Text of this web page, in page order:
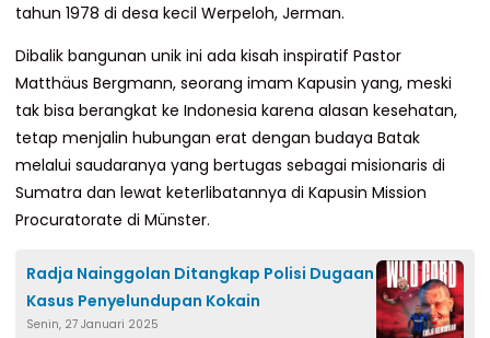
tahun 1978 di desa kecil Werpeloh, Jerman.
Dibalik bangunan unik ini ada kisah inspiratif Pastor
Matthäus Bergmann, seorang imam Kapusin yang, meski
tak bisa berangkat ke Indonesia karena alasan kesehatan,
tetap menjalin hubungan erat dengan budaya Batak
melalui saudaranya yang bertugas sebagai misionaris di
Sumatra dan lewat keterlibatannya di Kapusin Mission
Procuratorate di Münster.
Radja Nainggolan Ditangkap Polisi Dugaan
Kasus Penyelundupan Kokain
Senin, 27 Januari 2025